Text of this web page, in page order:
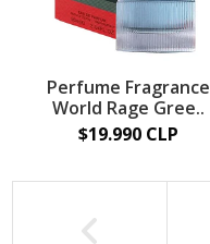
Perfume Fragrance
World Rage Gree..
$19.990 CLP